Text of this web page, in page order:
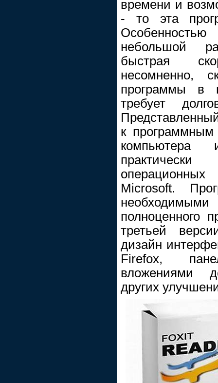
времени и
- то эта
Особенностью
небольшой
быстрая
несомненно,
программы в
требует
к
компьютера
Microsoft.
полноценного
третьей
дизайн
Firefox,
вложениями
других